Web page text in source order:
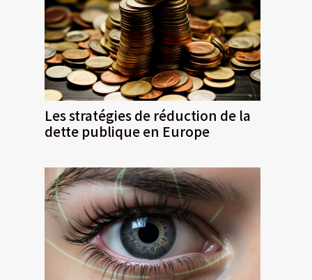
Les stratégies de réduction de la
dette publique en Europe